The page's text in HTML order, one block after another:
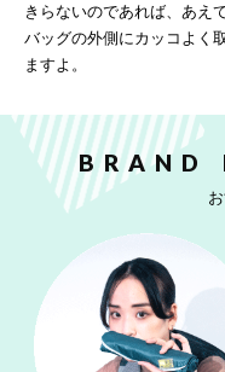
きらないのであれば、あえ
バッグの外側にカッコよく
ますよ。
BRAND